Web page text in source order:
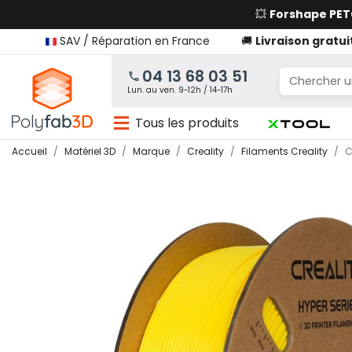
💥 Forshape
SAV / Réparation en France
🚚 Livraison
04 13 68 03 51
Lun. au ven. 9-12h / 14-17h
Tous les produits
Accueil Matériel 3D Marque Creality Filaments Creality